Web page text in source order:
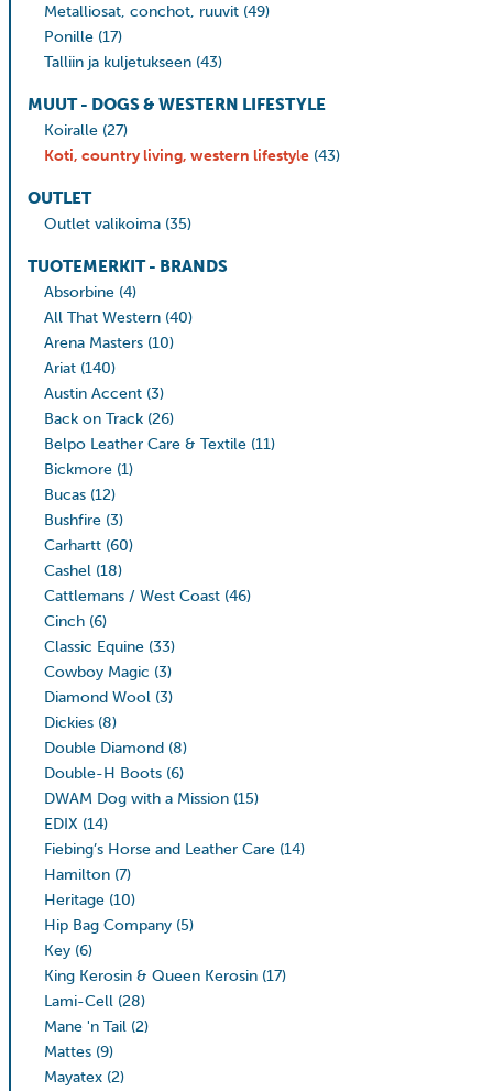
Metalliosat, conchot, ruuvit (49)
Ponille (17)
Talliin ja kuljetukseen (43)
MUUT - DOGS & WESTERN LIFESTYLE
Koiralle (27)
Koti, country living, western lifestyle (43)
OUTLET
Outlet valikoima (35)
TUOTEMERKIT - BRANDS
Absorbine (4)
All That Western (40)
Arena Masters (10)
Ariat (140)
Austin Accent (3)
Back on Track (26)
Belpo Leather Care & Textile (11)
Bickmore (1)
Bucas (12)
Bushfire (3)
Carhartt (60)
Cashel (18)
Cattlemans / West Coast (46)
Cinch (6)
Classic Equine (33)
Cowboy Magic (3)
Diamond Wool (3)
Dickies (8)
Double Diamond (8)
Double-H Boots (6)
DWAM Dog with a Mission (15)
EDIX (14)
Fiebing’s Horse and Leather Care (14)
Hamilton (7)
Heritage (10)
Hip Bag Company (5)
Key (6)
King Kerosin & Queen Kerosin (17)
Lami-Cell (28)
Mane 'n Tail (2)
Mattes (9)
Mayatex (2)